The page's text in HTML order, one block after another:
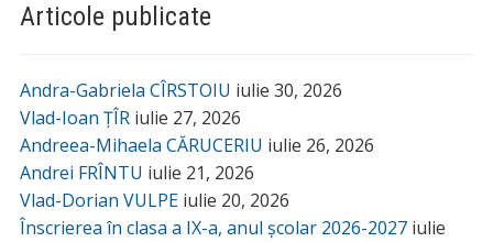
Articole publicate
Andra-Gabriela CÎRSTOIU iulie 30, 2026
Vlad-Ioan ȚÎR iulie 27, 2026
Andreea-Mihaela CĂRUCERIU iulie 26, 2026
Andrei FRÎNTU iulie 21, 2026
Vlad-Dorian VULPE iulie 20, 2026
Înscrierea în clasa a IX-a, anul școlar 2026-2027 iulie